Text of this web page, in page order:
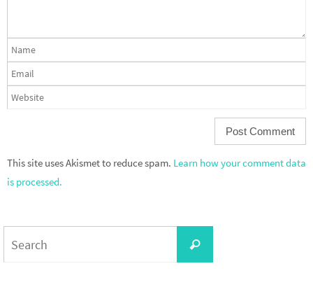
This site uses Akismet to reduce spam. Learn how your comment data
is processed.
Search